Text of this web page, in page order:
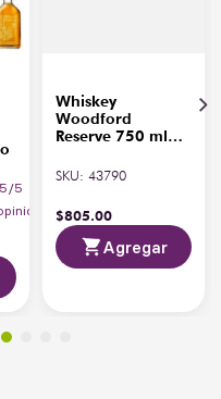
5/5
Whiskey
Woodford
Reserve 750 ml
SKU:43790
$805.00
Agregar